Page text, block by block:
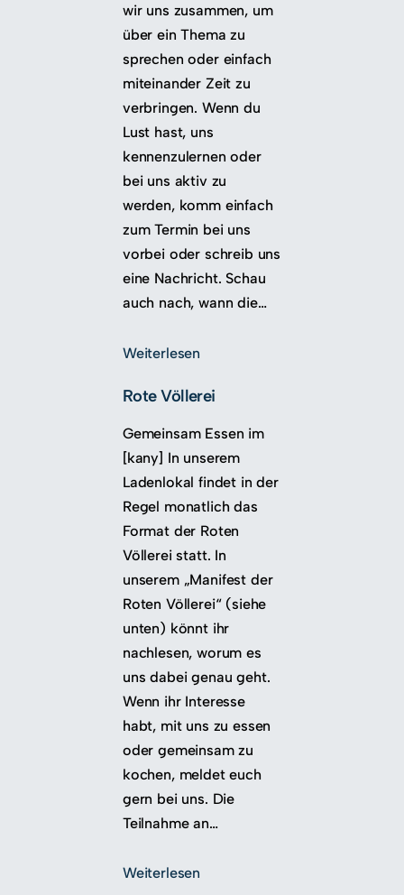
wir uns zusammen, um
über ein Thema zu
sprechen oder einfach
miteinander Zeit zu
verbringen. Wenn du
Lust hast, uns
kennenzulernen oder
bei uns aktiv zu
werden, komm einfach
zum Termin bei uns
vorbei oder schreib uns
eine Nachricht. Schau
auch nach, wann die…
Weiterlesen
Rote Völlerei
Gemeinsam Essen im
[kany] In unserem
Ladenlokal findet in der
Regel monatlich das
Format der Roten
Völlerei statt. In
unserem „Manifest der
Roten Völlerei“ (siehe
unten) könnt ihr
nachlesen, worum es
uns dabei genau geht.
Wenn ihr Interesse
habt, mit uns zu essen
oder gemeinsam zu
kochen, meldet euch
gern bei uns. Die
Teilnahme an…
Weiterlesen